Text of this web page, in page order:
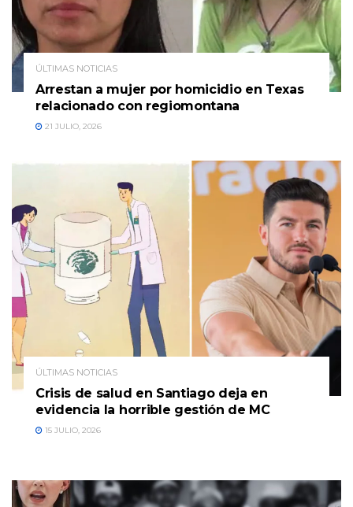
ÚLTIMAS NOTICIAS
Arrestan a mujer por homicidio en Texas
relacionado con regiomontana
21 JULIO, 2026
ÚLTIMAS NOTICIAS
Crisis de salud en Santiago deja en
evidencia la horrible gestión de MC
15 JULIO, 2026